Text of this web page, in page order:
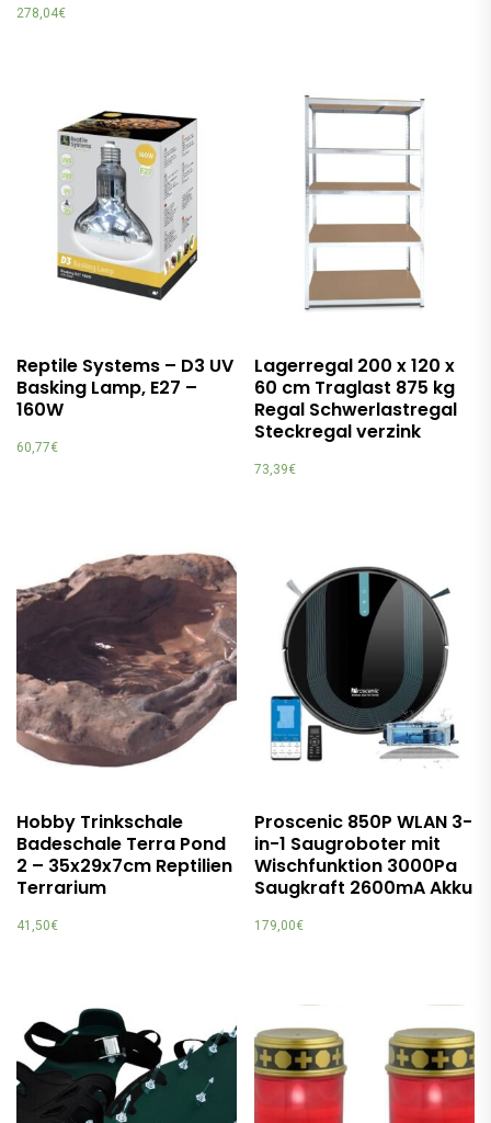
278,04€
Reptile Systems – D3 UV
Basking Lamp, E27 –
160W
60,77€
Lagerregal 200 x 120 x
60 cm Traglast 875 kg
Regal Schwerlastregal
Steckregal verzink
73,39€
Hobby Trinkschale
Badeschale Terra Pond
2 – 35x29x7cm Reptilien
Terrarium
41,50€
Proscenic 850P WLAN 3-
in-1 Saugroboter mit
Wischfunktion 3000Pa
Saugkraft 2600mA Akku
179,00€